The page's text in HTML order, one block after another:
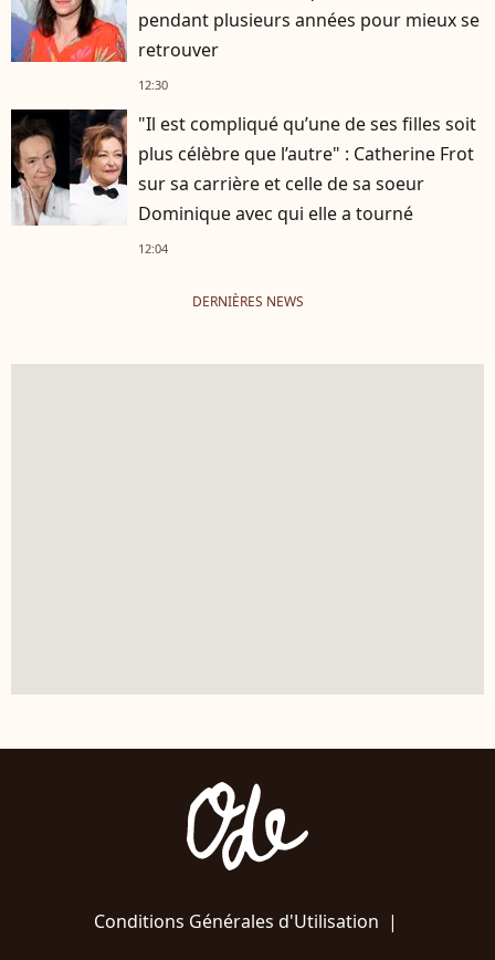
pendant plusieurs années pour mieux se
retrouver
12:30
"Il est compliqué qu’une de ses filles soit
plus célèbre que l’autre" : Catherine Frot
sur sa carrière et celle de sa soeur
Dominique avec qui elle a tourné
12:04
DERNIÈRES NEWS
Conditions Générales d'Utilisation |